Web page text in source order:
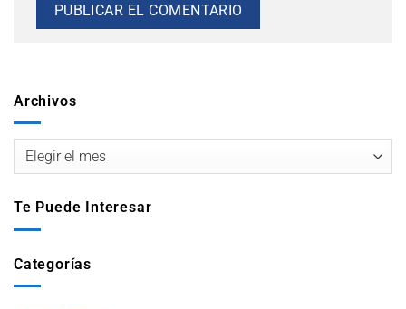
Archivos
Te Puede Interesar
Categorías